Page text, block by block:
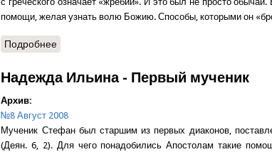
помощи, желая узнать волю Божию. Способы, которыми он
Подробнее
Надежда Ильина - Первый мученик
Архив:
№8 Август 2008
Мученик Стефан был старшим из первых диаконов,
(Деян. 6, 2). Для чего понадобились Апостолам такие